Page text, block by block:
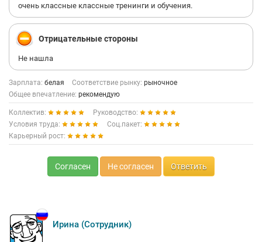
очень классные классные тренинги и обучения.
Отрицательные стороны
Не нашла
Зарплата: белая Соответствие рынку: рыночное
Общее впечатление: рекомендую
Коллектив:
Руководство:
Условия труда:
Соц.пакет:
Карьерный рост:
Согласен Не согласен Ответить
Ирина (Сотрудник)